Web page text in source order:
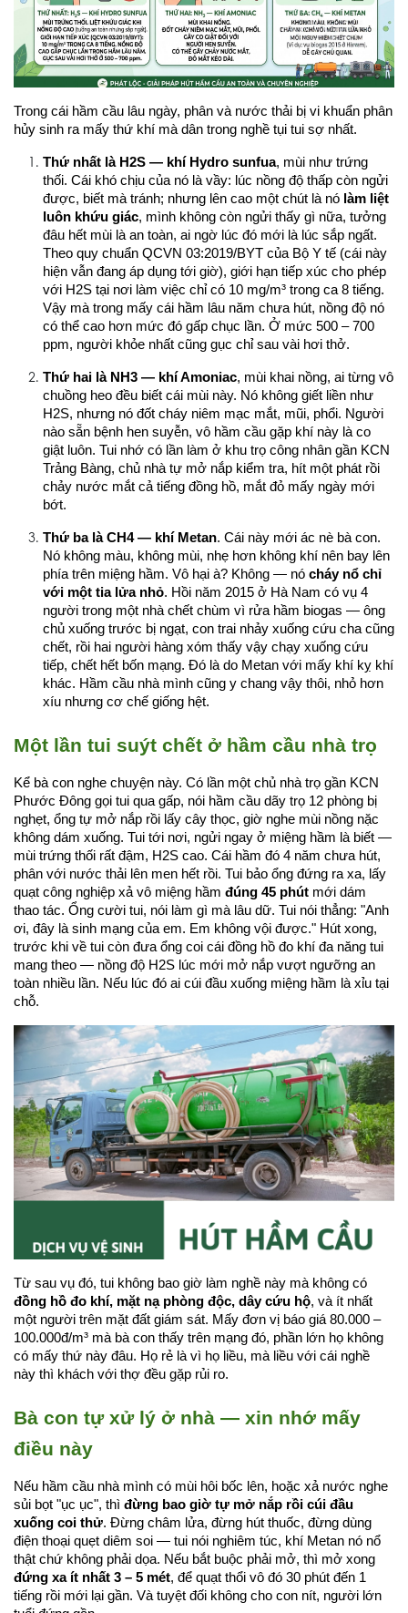
Trong cái hầm cầu lâu ngày, phân và nước thải bị vi khuẩn phân
hủy sinh ra mấy thứ khí mà dân trong nghề tụi tui sợ nhất.
Thứ nhất là H2S — khí Hydro sunfua, mùi như trứng
thối. Cái khó chịu của nó là vầy: lúc nồng độ thấp còn ngửi
được, biết mà tránh; nhưng lên cao một chút là nó làm liệt
luôn khứu giác, mình không còn ngửi thấy gì nữa, tưởng
đâu hết mùi là an toàn, ai ngờ lúc đó mới là lúc sắp ngất.
Theo quy chuẩn QCVN 03:2019/BYT của Bộ Y tế (cái này
hiện vẫn đang áp dụng tới giờ), giới hạn tiếp xúc cho phép
với H2S tại nơi làm việc chỉ có 10 mg/m³ trong ca 8 tiếng.
Vậy mà trong mấy cái hầm lâu năm chưa hút, nồng độ nó
có thể cao hơn mức đó gấp chục lần. Ở mức 500 – 700
ppm, người khỏe nhất cũng gục chỉ sau vài hơi thở.
Thứ hai là NH3 — khí Amoniac, mùi khai nồng, ai từng vô
chuồng heo đều biết cái mùi này. Nó không giết liền như
H2S, nhưng nó đốt cháy niêm mạc mắt, mũi, phổi. Người
nào sẵn bệnh hen suyễn, vô hầm cầu gặp khí này là co
giật luôn. Tui nhớ có lần làm ở khu trọ công nhân gần KCN
Trảng Bàng, chủ nhà tự mở nắp kiểm tra, hít một phát rồi
chảy nước mắt cả tiếng đồng hồ, mắt đỏ mấy ngày mới
bớt.
Thứ ba là CH4 — khí Metan. Cái này mới ác nè bà con.
Nó không màu, không mùi, nhẹ hơn không khí nên bay lên
phía trên miệng hầm. Vô hại à? Không — nó cháy nổ chỉ
với một tia lửa nhỏ. Hồi năm 2015 ở Hà Nam có vụ 4
người trong một nhà chết chùm vì rửa hầm biogas — ông
chủ xuống trước bị ngạt, con trai nhảy xuống cứu cha cũng
chết, rồi hai người hàng xóm thấy vậy chạy xuống cứu
tiếp, chết hết bốn mạng. Đó là do Metan với mấy khí kỵ khí
khác. Hầm cầu nhà mình cũng y chang vậy thôi, nhỏ hơn
xíu nhưng cơ chế giống hệt.
Một lần tui suýt chết ở hầm cầu nhà trọ
Kể bà con nghe chuyện này. Có lần một chủ nhà trọ gần KCN
Phước Đông gọi tui qua gấp, nói hầm cầu dãy trọ 12 phòng bị
nghẹt, ổng tự mở nắp rồi lấy cây thọc, giờ nghe mùi nồng nặc
không dám xuống. Tui tới nơi, ngửi ngay ở miệng hầm là biết —
mùi trứng thối rất đậm, H2S cao. Cái hầm đó 4 năm chưa hút,
phân với nước thải lên men hết rồi. Tui bảo ổng đứng ra xa, lấy
quạt công nghiệp xả vô miệng hầm đúng 45 phút mới dám
thao tác. Ổng cười tui, nói làm gì mà lâu dữ. Tui nói thẳng: "Anh
ơi, đây là sinh mạng của em. Em không vội được." Hút xong,
trước khi về tui còn đưa ổng coi cái đồng hồ đo khí đa năng tui
mang theo — nồng độ H2S lúc mới mở nắp vượt ngưỡng an
toàn nhiều lần. Nếu lúc đó ai cúi đầu xuống miệng hầm là xỉu tại
chỗ.
đồng hồ đo khí, mặt nạ phòng độc, dây cứu hộ, và ít nhất
một người trên mặt đất giám sát. Mấy đơn vị báo giá 80.000 –
100.000đ/m³ mà bà con thấy trên mạng đó, phần lớn họ không
có mấy thứ này đâu. Họ rẻ là vì họ liều, mà liều với cái nghề
này thì khách với thợ đều gặp rủi ro.
Bà con tự xử lý ở nhà — xin nhớ mấy
điều này
Nếu hầm cầu nhà mình có mùi hôi bốc lên, hoặc xả nước nghe
sủi bọt "ục ục", thì đừng bao giờ tự mở nắp rồi cúi đầu
xuống coi thử. Đừng châm lửa, đừng hút thuốc, đừng dùng
điện thoại quẹt diêm soi — tui nói nghiêm túc, khí Metan nó nổ
đứng xa ít nhất 3 – 5 mét, để quạt thổi vô đó 30 phút đến 1
tiếng rồi mới lại gần. Và tuyệt đối không cho con nít, người lớn